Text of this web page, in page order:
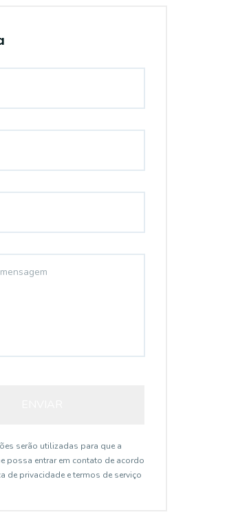
serão utilizadas para que a
possa entrar em contato de acordo
de privacidade e termos de serviço